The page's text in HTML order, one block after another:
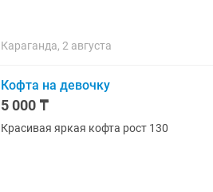
Караганда, 2 августа
Кофта на девочку
5 000 ₸
Красивая яркая кофта рост 130